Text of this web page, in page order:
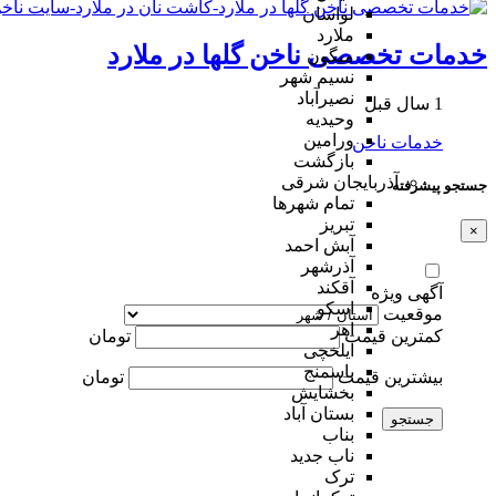
لواسان
ملارد
میگون
نسیم شهر
نصیرآباد
وحیدیه
ورامین
بازگشت
آذربایجان شرقی
تمام شهر‌ها
تبریز
آبش احمد
آذرشهر
آقکند
اسکو
اهر
ایلخچی
باسمنج
بخشایش
بستان آباد
بناب
ناب جدید
ترک
خدمات تخصصی ناخن گلها در ملارد
1 سال قبل
خدمات ناخن
جستجو پیشرفته
×
آگهی ویژه
موقعیت
کمترین قیمت
تومان
بیشترین قیمت تومان
جستجو